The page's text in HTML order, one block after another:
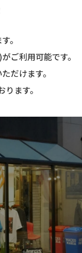
。
ご利用可能です。
だけます。
ます。